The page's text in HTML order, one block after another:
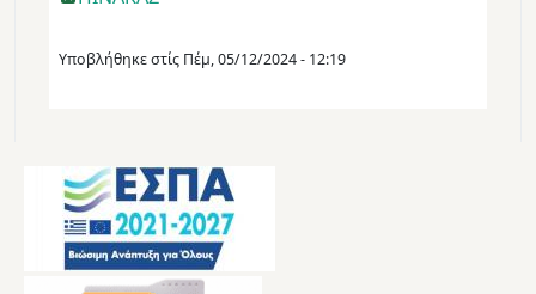
Υποβλήθηκε στίς Πέμ, 05/12/2024 - 12:19